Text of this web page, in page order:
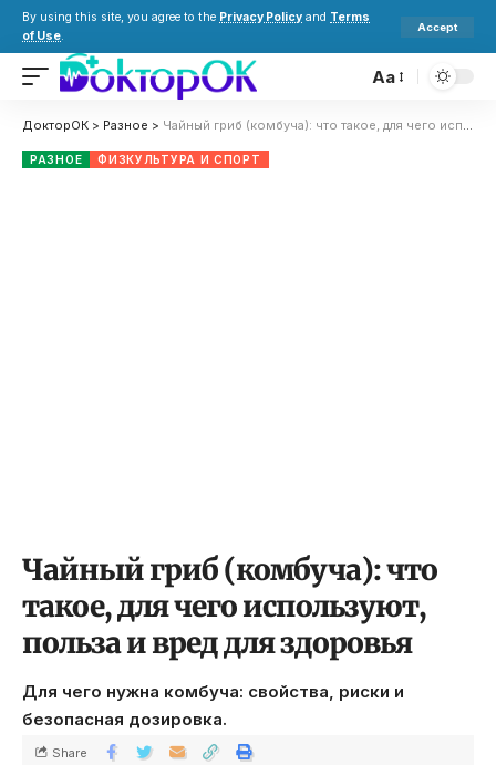
By using this site, you agree to the Privacy Policy and Terms
of Use.
Accept
Aa
ДокторОК > Разное > Чайный гриб (комбуча): что такое, для чего используют, польза и вред для здоровья
РАЗНОЕ ФИЗКУЛЬТУРА И СПОРТ
Чайный гриб (комбуча): что
такое, для чего используют,
польза и вред для здоровья
Для чего нужна комбуча: свойства, риски и
безопасная дозировка.
Share